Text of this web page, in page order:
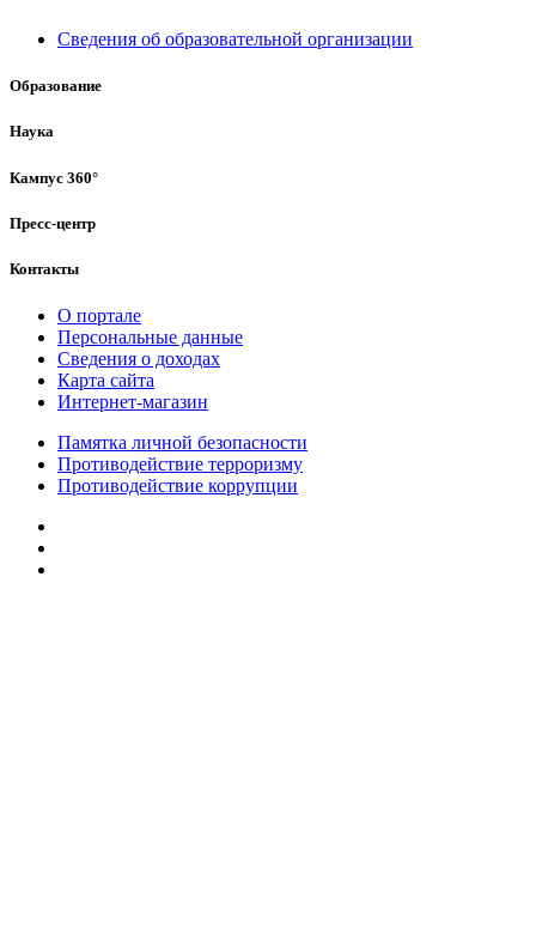
Сведения об образовательной организации
Образование
Наука
Кампус 360°
Пресс-центр
Контакты
О портале
Персональные данные
Сведения о доходах
Карта сайта
Интернет-магазин
Памятка личной безопасности
Противодействие терроризму
Противодействие коррупции